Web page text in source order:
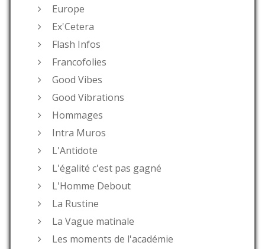
Europe
Ex'Cetera
Flash Infos
Francofolies
Good Vibes
Good Vibrations
Hommages
Intra Muros
L'Antidote
L'égalité c'est pas gagné
L'Homme Debout
La Rustine
La Vague matinale
Les moments de l'académie